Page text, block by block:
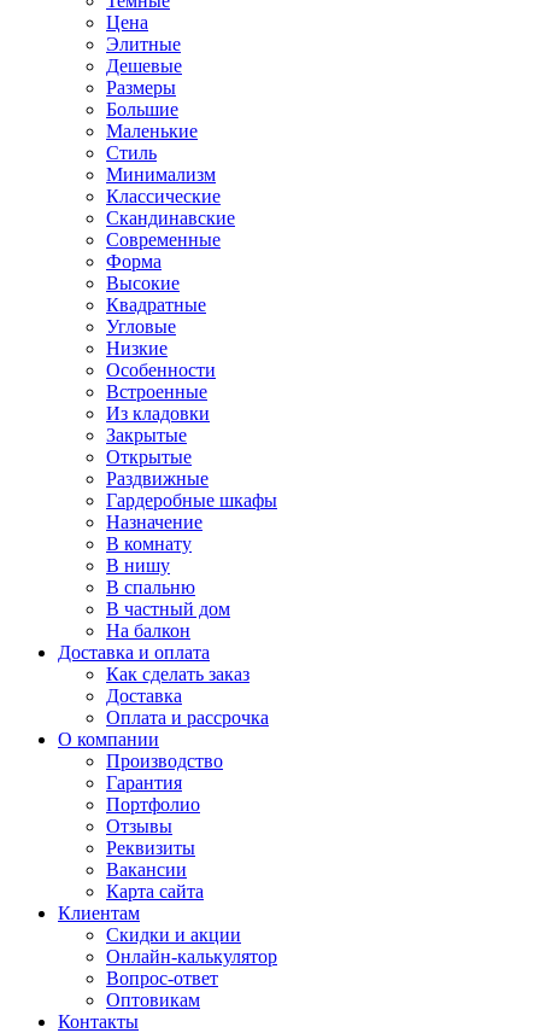
Цена
Элитные
Дешевые
Размеры
Большие
Маленькие
Стиль
Минимализм
Классические
Скандинавские
Современные
Форма
Высокие
Квадратные
Угловые
Низкие
Особенности
Встроенные
Из кладовки
Закрытые
Открытые
Раздвижные
Гардеробные шкафы
Назначение
В комнату
В нишу
В спальню
В частный дом
На балкон
Доставка и оплата
Как сделать заказ
Доставка
Оплата и рассрочка
О компании
Производство
Гарантия
Портфолио
Отзывы
Реквизиты
Вакансии
Карта сайта
Клиентам
Скидки и акции
Онлайн-калькулятор
Вопрос-ответ
Оптовикам
Контакты